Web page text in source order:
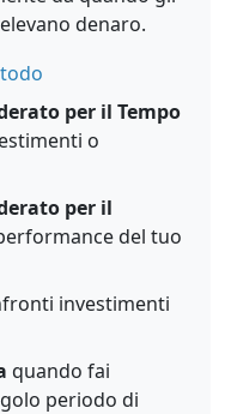
denaro.
per il Tempo
o
per il
del tuo
investimenti
quando fai
periodo di